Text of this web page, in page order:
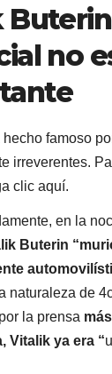
no
hecho famoso
irreverentes.
clic aquí.
en la
Buterin
naturaleza de
la prensa
Vitalik ya era “